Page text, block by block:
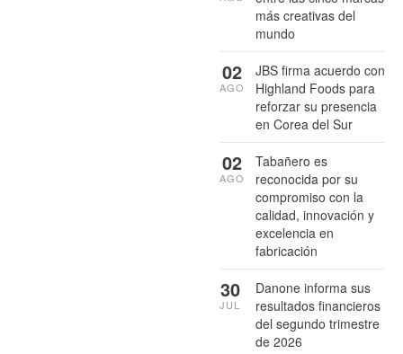
más creativas del
mundo
JBS firma acuerdo con
Highland Foods para
reforzar su presencia
en Corea del Sur
02
AGO
Tabañero es
reconocida por su
compromiso con la
calidad, innovación y
excelencia en
fabricación
02
AGO
Danone informa sus
resultados financieros
del segundo trimestre
de 2026
30
JUL